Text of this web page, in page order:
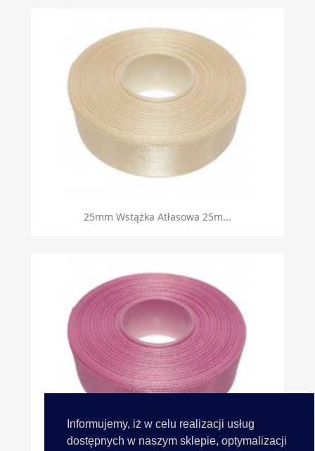
Informujemy, iż w celu realizacji usług
dostępnych w naszym sklepie, optymalizacji
25mm Wstążka Atłasowa 25m...